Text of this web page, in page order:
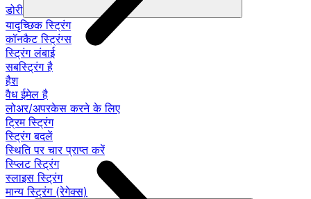
डोरी
यादृच्छिक स्ट्रिंग
कॉनकैट स्ट्रिंग्स
स्ट्रिंग लंबाई
सबस्ट्रिंग है
हैश
वैध ईमेल है
लोअर/अपरकेस करने के लिए
ट्रिम स्ट्रिंग
स्ट्रिंग बदलें
स्थिति पर चार प्राप्त करें
स्प्लिट स्ट्रिंग
स्लाइस स्ट्रिंग
मान्य स्ट्रिंग (रेगेक्स)